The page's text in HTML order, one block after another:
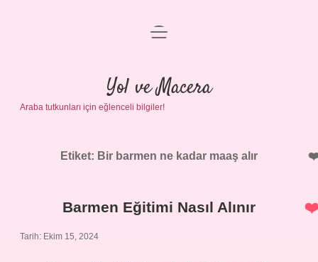
Anasayfa
Gizlilik Politikası
Yasal Uyarı
menüyü
Yol ve Macera
Araba tutkunları için eğlenceli bilgiler!
Etiket: Bir barmen ne kadar maaş alır
Barmen Eğitimi Nasıl Alınır
Tarih: Ekim 15, 2024